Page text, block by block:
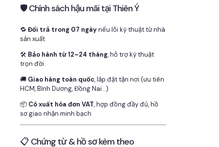
🛡 Chính sách hậu mãi tại Thiên Ý
🔁 Đổi trả trong 07 ngàynếu lỗi kỹ thuật từ nhà
sản xuất
🛠 Bảo hành từ 12–24 tháng, hỗ trợ kỹ thuật
trọn đời
🚚 Giao hàng toàn quốc, lắp đặt tận nơi (ưu tiên
HCM, Bình Dương, Đồng Nai…)
📦 Có xuất hóa đơn VAT, hợp đồng đầy đủ, hồ
sơ giao nhận minh bạch
📋 Chứng từ & hồ sơ kèm theo